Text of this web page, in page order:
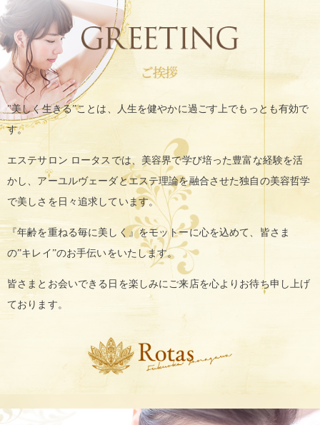
"美しく生きる”ことは、人生を健やかに過ごす上でもっとも有効で
す。
エステサロン ロータスでは、 美容界で学び培った豊富な経験を活
かし、 アーユルヴェーダとエステ理論を融合させた独自の美容哲学
で美しさを日々追求しています。
『年齢を重ねる毎に美しく』をモットーに心を込めて、皆さま
の”キレイ”のお手伝いをいたします。
皆さまとお会いできる日を楽しみに ご来店を心よりお待ち申し上げ
ております。